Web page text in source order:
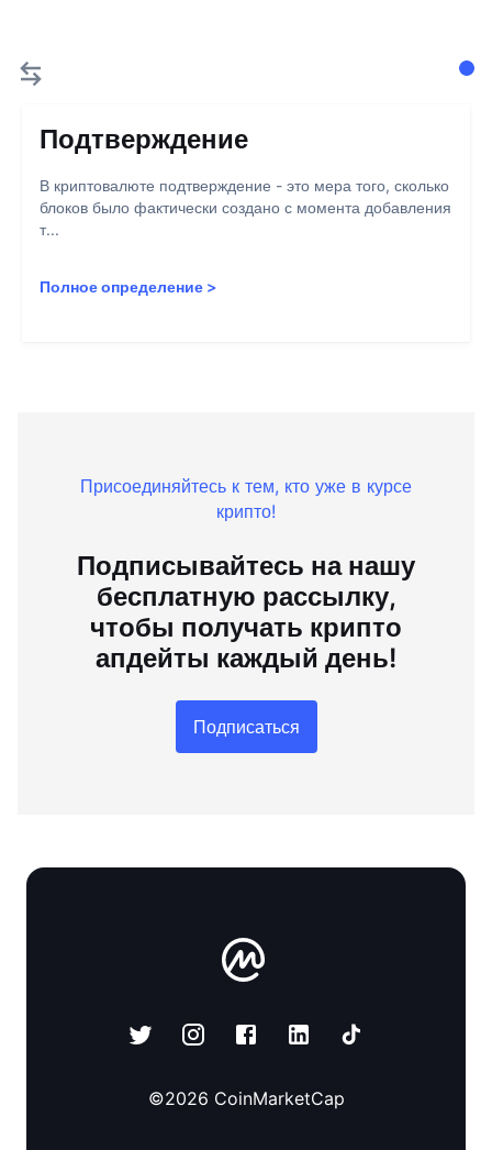
Подтверждение
В криптовалюте подтверждение - это мера того, сколько
блоков было фактически создано с момента добавления
т...
Полное определение >
Присоединяйтесь к тем, кто уже в курсе
крипто!
Подписывайтесь на нашу
бесплатную рассылку,
чтобы получать крипто
апдейты каждый день!
Подписаться
©2026 CoinMarketCap